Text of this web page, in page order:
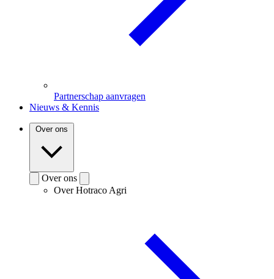
Partnerschap aanvragen
Nieuws & Kennis
Over ons
Over ons
Over Hotraco Agri